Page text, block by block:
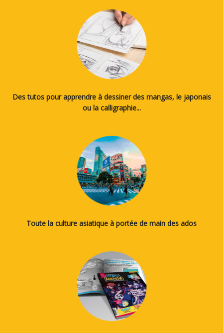
Des tutos pour apprendre à dessiner des mangas, le japonais
ou la calligraphie...
Toute la culture asiatique à portée de main des ados